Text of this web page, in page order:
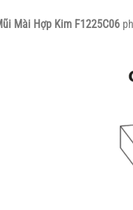
Mài Hợp Kim F1225C06